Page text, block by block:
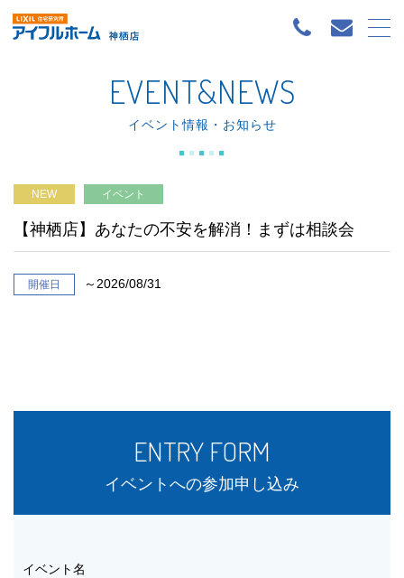
EVENT&NEWS
イベント情報・お知らせ
NEW イベント
【神栖店】あなたの不安を解消！まずは相談会
開催日 ～2026/08/31
ENTRY FORM
イベントへの参加申し込み
イベント名